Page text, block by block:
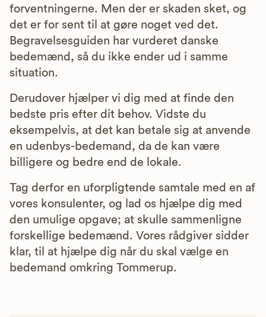
forventningerne. Men der er skaden sket, og
det er for sent til at gøre noget ved det.
Begravelsesguiden har vurderet danske
bedemænd, så du ikke ender ud i samme
situation.
Derudover hjælper vi dig med at finde den
bedste pris efter dit behov. Vidste du
eksempelvis, at det kan betale sig at anvende
en udenbys-bedemand, da de kan være
billigere og bedre end de lokale.
Tag derfor en uforpligtende samtale med en af
vores konsulenter, og lad os hjælpe dig med
den umulige opgave; at skulle sammenligne
forskellige bedemænd. Vores rådgiver sidder
klar, til at hjælpe dig når du skal vælge en
bedemand omkring Tommerup.